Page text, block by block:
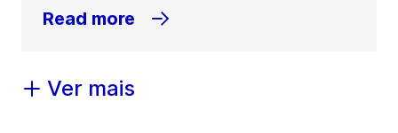
Read more
Ver mais